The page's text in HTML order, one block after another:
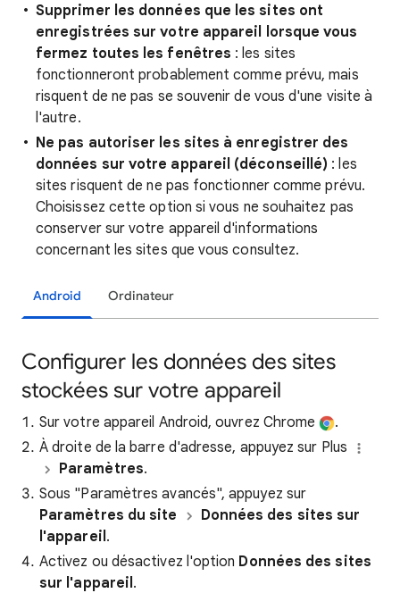
Supprimer les données que les sites ont
enregistrées sur votre appareil lorsque vous
fermez toutes les fenêtres : les sites
fonctionneront probablement comme prévu, mais
risquent de ne pas se souvenir de vous d'une visite à
l'autre.
Ne pas autoriser les sites à enregistrer des
données sur votre appareil (déconseillé) : les
sites risquent de ne pas fonctionner comme prévu.
Choisissez cette option si vous ne souhaitez pas
conserver sur votre appareil d'informations
concernant les sites que vous consultez.
Android Ordinateur
Configurer les données des sites
stockées sur votre appareil
Sur votre appareil Android, ouvrez Chrome
.
À droite de la barre d'adresse, appuyez sur Plus
Paramètres.
Sous "Paramètres avancés", appuyez sur
Paramètres du site
Données des sites sur
l'appareil.
Activez ou désactivez l'option Données des sites
sur l'appareil.